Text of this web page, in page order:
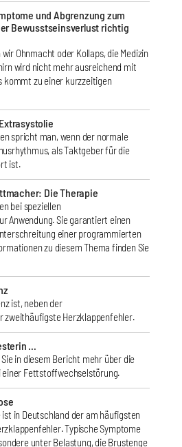
und Abgrenzung zum
Bewusstseinsverlust richtig
Ohnmacht oder Kollaps, die Medizin
wird nicht mehr ausreichend mit
kommt zu einer kurzzeitigen
spricht man, wenn der normale
als Taktgeber für die
ist.
Die Therapie
bei speziellen
Anwendung. Sie garantiert einen
einer programmierten
zu diesem Thema finden Sie
ist, neben der
zweithäufigste Herzklappenfehler.
…
in diesem Bericht mehr über die
einer Fettstoffwechselstörung.
in Deutschland der am häufigsten
Typische Symptome
unter Belastung, die Brustenge